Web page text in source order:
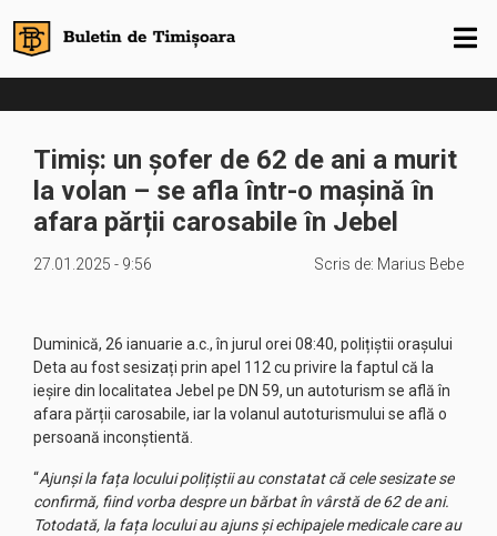
Timiș: un șofer de 62 de ani a murit
la volan – se afla într-o mașină în
afara părții carosabile în Jebel
27.01.2025 - 9:56 Scris de: Marius Bebe
Duminică, 26 ianuarie a.c., în jurul orei 08:40, polițiștii orașului
Deta au fost sesizați prin apel 112 cu privire la faptul că la
ieșire din localitatea Jebel pe DN 59, un autoturism se află în
afara părții carosabile, iar la volanul autoturismului se află o
persoană inconștientă.
“Ajunși la fața locului polițiștii au constatat că cele sesizate se
confirmă, fiind vorba despre un bărbat în vârstă de 62 de ani.
Totodată, la fața locului au ajuns și echipajele medicale care au